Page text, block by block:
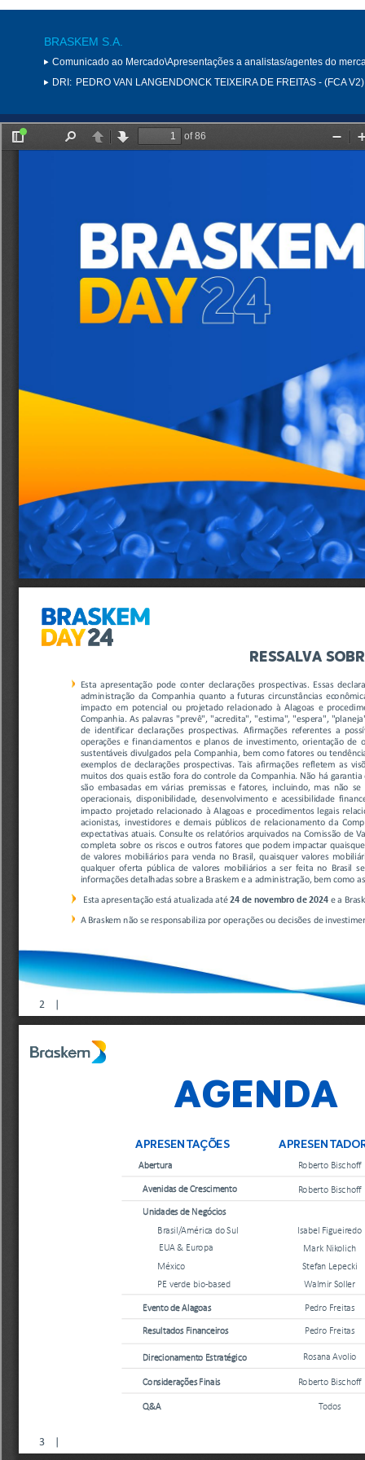
BRASKEM S.A.
Comunicado ao Mercado\Apresentações a analistas/agentes do
DRI: PEDRO VAN LANGENDONCK TEIXEIRA DE FREITAS - (FCA V2)